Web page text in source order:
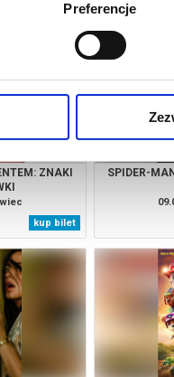
Preferencje
ZNAKI
kup bilet
SPIDER-